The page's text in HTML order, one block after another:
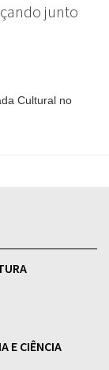
junto
Cultural no
E CIÊNCIA